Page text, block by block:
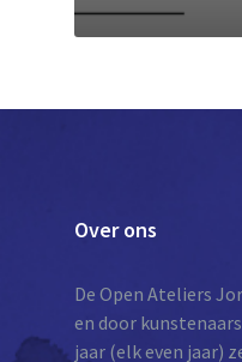
Over ons
De Open Ateliers
en door
jaar (elk even jaar)